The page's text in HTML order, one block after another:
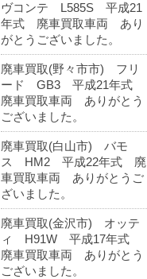
ヴコンテ L585S 平成21
年式 廃車買取車両 あり
がとうございました。
廃車買取(野々市市) フリ
ード GB3 平成21年式
廃車買取車両 ありがとう
ございました。
廃車買取(白山市) バモ
ス HM2 平成22年式 廃
車買取車両 ありがとうご
ざいました。
廃車買取(金沢市) オッテ
ィ H91W 平成17年式
廃車買取車両 ありがとう
ございました。